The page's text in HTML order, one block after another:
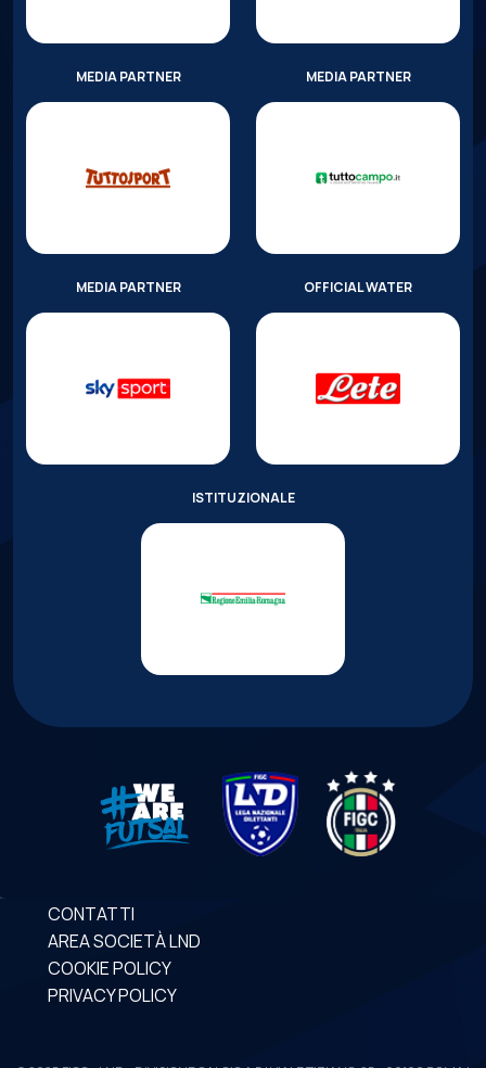
MEDIA PARTNER MEDIA PARTNER
MEDIA PARTNER OFFICIAL WATER
ISTITUZIONALE
CONTATTI
AREA SOCIETÀ LND
COOKIE POLICY
PRIVACY POLICY